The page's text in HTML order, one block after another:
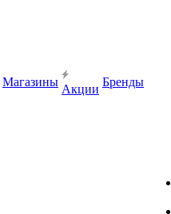
Магазины
Акции
Бренды